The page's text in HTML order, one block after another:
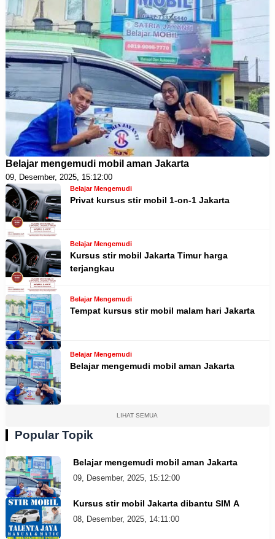
Belajar mengemudi mobil aman Jakarta
09, Desember, 2025, 15:12:00
Belajar Mengemudi
Privat kursus stir mobil 1-on-1 Jakarta
Belajar Mengemudi
Kursus stir mobil Jakarta Timur harga
terjangkau
Belajar Mengemudi
Tempat kursus stir mobil malam hari Jakarta
Belajar Mengemudi
Belajar mengemudi mobil aman Jakarta
LIHAT SEMUA
Popular Topik
Belajar mengemudi mobil aman Jakarta
09, Desember, 2025, 15:12:00
Kursus stir mobil Jakarta dibantu SIM A
08, Desember, 2025, 14:11:00